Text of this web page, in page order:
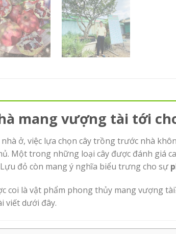
mang vượng tài tới
ở, việc lựa chọn cây trồng trước nhà
Một trong những loại cây được đánh giá
đỏ còn mang ý nghĩa biểu trưng cho sự
coi là vật phẩm phong thủy mang vượng
viết dưới đây.